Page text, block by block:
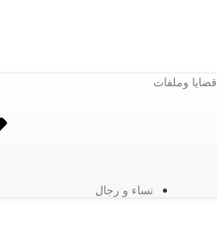
نساء و رجال
قضايا وملفات